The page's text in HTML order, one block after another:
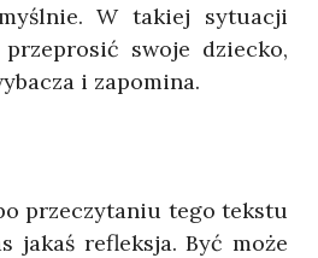
W takiej sytuacji
swoje dziecko,
i zapomina.
przeczytaniu tego tekstu
jakaś refleksja. Być może